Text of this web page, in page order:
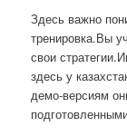
Здесь важно
тренировка.Вы
свои
здесь у
демо-версиям